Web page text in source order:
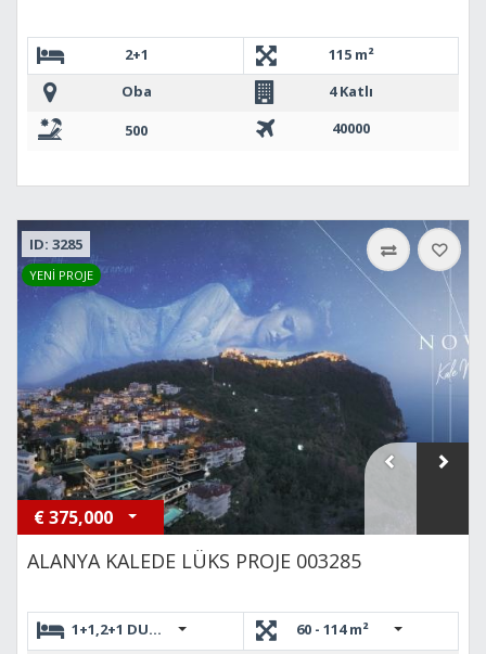
2+1
115 m²
Oba
4 Katlı
500
40000
ID: 3285
YENİ PROJE
€375,000
ALANYA KALEDE LÜKS PROJE 003285
1+1,2+1 DUBLEKS
60 - 114 m²